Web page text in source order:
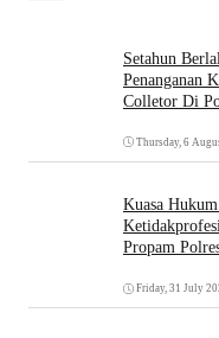
Setahun
Penanganan
Colletor Di
Thursday, 6
Kuasa
Propam
Friday, 31 July